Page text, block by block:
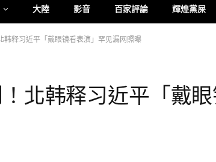
大陸 影音 百家評論 輝煌黨屎
韩释习近平「戴眼镜看表演」罕见漏网照曝
北韩释习近平「戴